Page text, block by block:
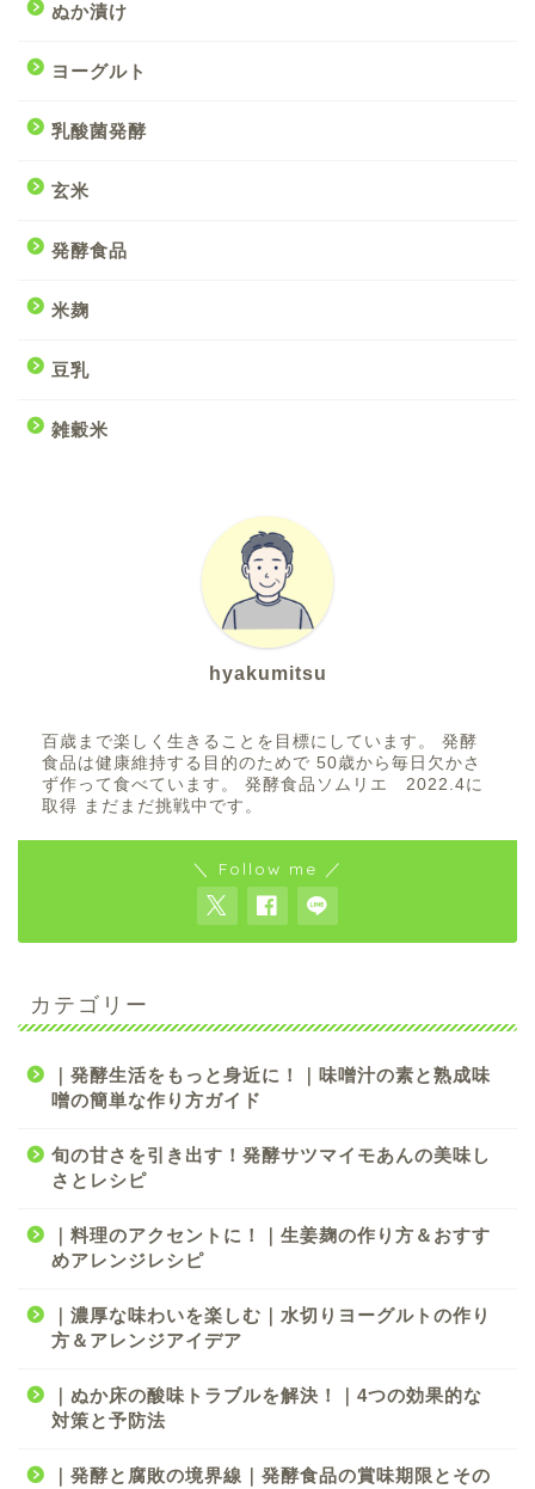
ぬか漬け
ヨーグルト
乳酸菌発酵
玄米
発酵食品
米麹
豆乳
雑穀米
hyakumitsu
百歳まで楽しく生きることを目標にしています。 発酵
食品は健康維持する目的のためで 50歳から毎日欠かさ
ず作って食べています。 発酵食品ソムリエ 2022.4に
取得 まだまだ挑戦中です。
＼ Follow me ／
カテゴリー
｜発酵生活をもっと身近に！｜味噌汁の素と熟成味
噌の簡単な作り方ガイド
旬の甘さを引き出す！発酵サツマイモあんの美味し
さとレシピ
｜料理のアクセントに！｜生姜麹の作り方＆おすす
めアレンジレシピ
｜濃厚な味わいを楽しむ｜水切りヨーグルトの作り
方＆アレンジアイデア
｜ぬか床の酸味トラブルを解決！｜4つの効果的な
対策と予防法
｜発酵と腐敗の境界線｜発酵食品の賞味期限とその